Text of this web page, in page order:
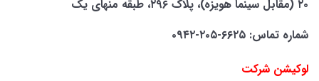
۲۰ (مقابل سینما هویزه)، پلاک ۲۹۶، طبقه منهای یک
شماره تماس: ۶۶۲۵-۲۰۵-۰۹۴۲
لوکیشن شرکت